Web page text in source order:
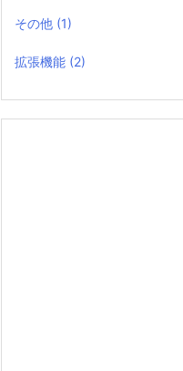
その他 (1)
拡張機能 (2)